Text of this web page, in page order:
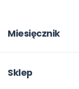
Miesięcznik
W numerze
Sklep